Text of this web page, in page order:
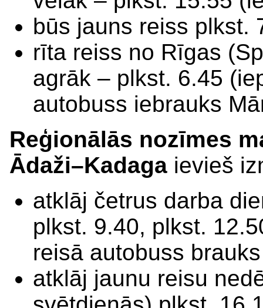
būs jauns reiss plkst.
rīta reiss no Rīgas
agrāk – plkst. 6.45
autobuss iebrauks
Reģionālās nozīmes
Ādaži–Kadaga ievieš
atklāj četrus darba
plkst. 9.40, plkst.
reisā autobuss
atklāj jaunu reisu